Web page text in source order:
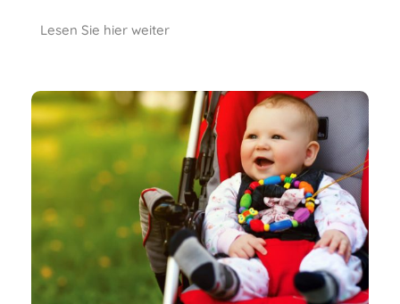
Lesen Sie hier weiter